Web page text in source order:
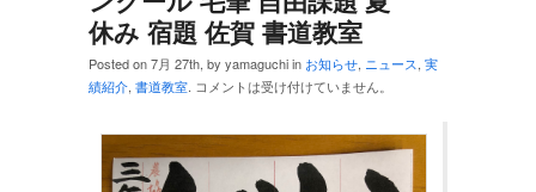
休み 宿題 佐賀 書道教室
Posted on 7月 27th, by yamaguchi in お知らせ, ニュース, 実
績紹介, 書道教室. コメントは受け付けていません。